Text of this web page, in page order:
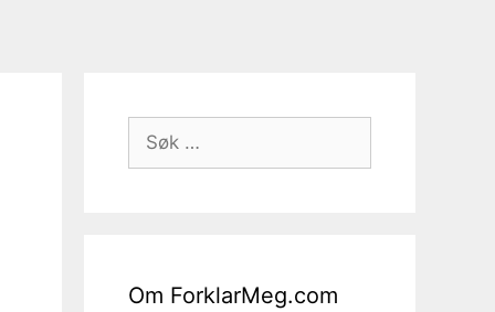
Søk
etter:
Om ForklarMeg.com